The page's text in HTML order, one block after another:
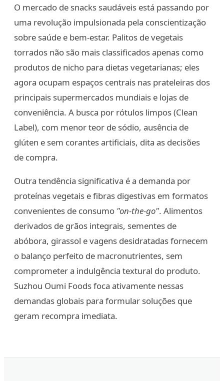
O mercado de snacks saudáveis está passando por
uma revolução impulsionada pela conscientização
sobre saúde e bem-estar. Palitos de vegetais
torrados não são mais classificados apenas como
produtos de nicho para dietas vegetarianas; eles
agora ocupam espaços centrais nas prateleiras dos
principais supermercados mundiais e lojas de
conveniência. A busca por rótulos limpos (Clean
Label), com menor teor de sódio, ausência de
glúten e sem corantes artificiais, dita as decisões
de compra.
Outra tendência significativa é a demanda por
proteínas vegetais e fibras digestivas em formatos
convenientes de consumo "on-the-go". Alimentos
derivados de grãos integrais, sementes de
abóbora, girassol e vagens desidratadas fornecem
o balanço perfeito de macronutrientes, sem
comprometer a indulgência textural do produto.
Suzhou Oumi Foods foca ativamente nessas
demandas globais para formular soluções que
geram recompra imediata.